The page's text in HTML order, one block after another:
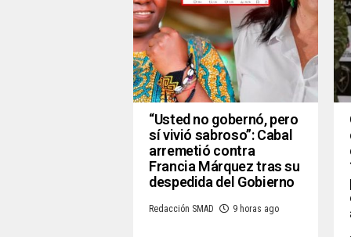
“Usted no gobernó, pero
sí vivió sabroso”: Cabal
arremetió contra
Francia Márquez tras su
despedida del Gobierno
Redacción SMAD 9 horas ago